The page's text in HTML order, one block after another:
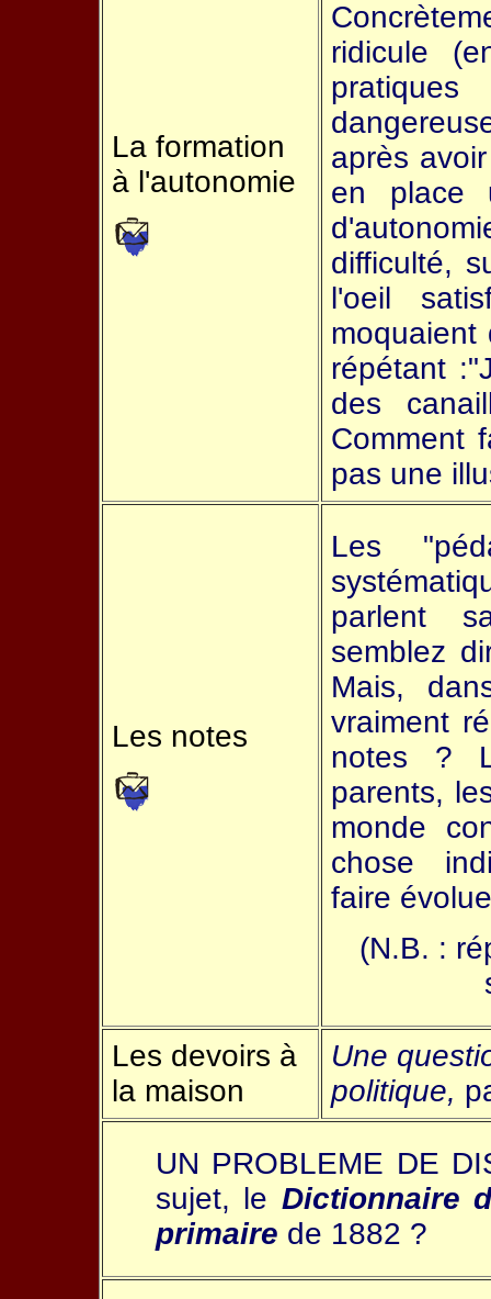
La formation
à l'autonomie
ridicule
après
en place
difficulté,
l'oeil
moquaient
répétant
des
Comment
pas une
Les notes
Les
parlent
semblez
Mais,
vraiment
notes ?
parents,
monde
chose
faire
(N.B. :
Les devoirs à
la maison
Une
politique,
UN PROBLEME DE
sujet, le Dictionnaire
primaire de 1882 ?